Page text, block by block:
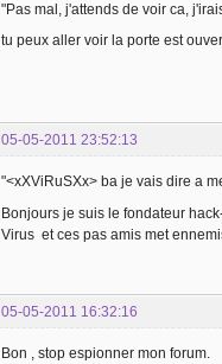
"Pas mal, j'attends de voir ca,
tu peux aller voir la porte est
05-05-2011 23:52:13
"<xXViRuSXx> ba je vais dire a
Bonjours je suis le fondateur
Virus et ces pas amis met
05-05-2011 16:32:16
Bon , stop espionner mon forum.